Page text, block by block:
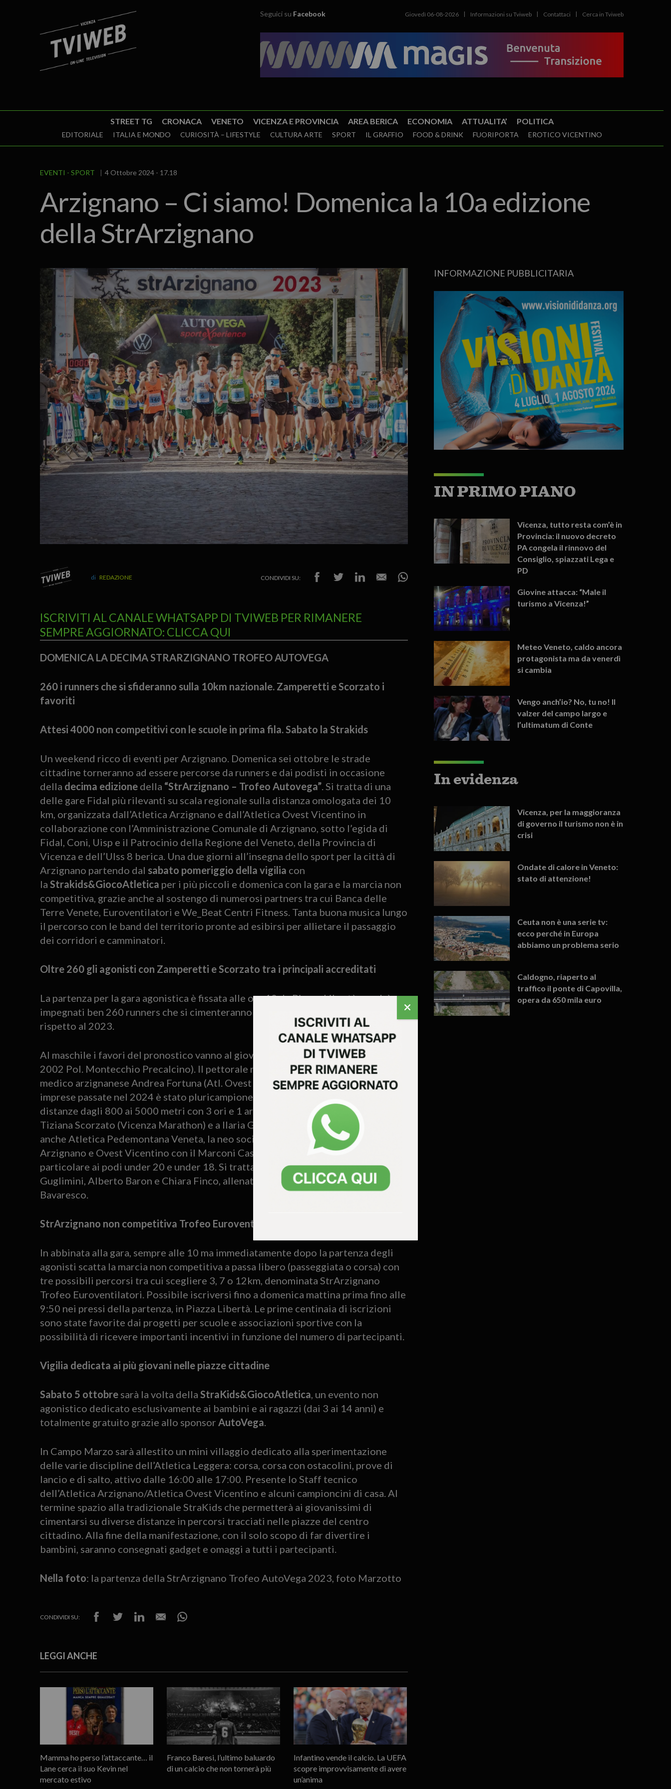
Seguici su Facebook Giovedì 06-08-2026 Informazioni su Tviweb Contattaci Cerca in Tviweb
STREET TG CRONACA VENETO VICENZA E PROVINCIA AREA BERICA ECONOMIA ATTUALITA’ POLITICA
EDITORIALE ITALIA E MONDO CURIOSITÀ – LIFESTYLE CULTURA ARTE SPORT IL GRAFFIO FOOD & DRINK FUORIPORTA EROTICO VICENTINO
EVENTI SPORT 4 Ottobre 2024 - 17.18
Arzignano – Ci siamo! Domenica la 10a edizione
della StrArzignano
REDAZIONE CONDIVIDI SU:
ISCRIVITI AL CANALE WHATSAPP DI TVIWEB PER RIMANERE
SEMPRE AGGIORNATO: CLICCA QUI
DOMENICA LA DECIMA STRARZIGNANO TROFEO AUTOVEGA
260 i runners che si sfideranno sulla 10km nazionale. Zamperetti e Scorzato i
favoriti
Attesi 4000 non competitivi con le scuole in prima fila. Sabato la Strakids
Un weekend ricco di eventi per Arzignano. Domenica sei ottobre le strade
cittadine torneranno ad essere percorse da runners e dai podisti in occasione
della decima edizionedella “StrArzignano – Trofeo Autovega”. Si tratta di una
delle gare Fidal più rilevanti su scala regionale sulla distanza omologata dei 10
km, organizzata dall’Atletica Arzignano e dall’Atletica Ovest Vicentino in
collaborazione con l’Amministrazione Comunale di Arzignano, sotto l’egida di
Fidal, Coni, Uisp e il Patrocinio della Regione del Veneto, della Provincia di
Vicenza e dell’Ulss 8 berica. Una due giorni all’insegna dello sport per la città di
Arzignano partendo dal sabato pomeriggio della vigilia con
la Strakids&GiocoAtletica per i più piccoli e domenica con la gara e la marcia non
competitiva, grazie anche al sostengo di numerosi partners tra cui Banca delle
Terre Venete, Euroventilatori e We_Beat Centri Fitness. Tanta buona musica lungo
il percorso con le band del territorio pronte ad esibirsi per allietare il passaggio
dei corridori e camminatori.
Oltre 260 gli agonisti con Zamperetti e Scorzato tra i principali accreditati
La partenza per la gara agonistica è fissata alle ore 10 da Piazza Libertà e vedrà
impegnati ben 260 runners che si cimenteranno sui 10km, un aumento del 15%
rispetto al 2023.
Al maschile i favori del pronostico vanno al giovane Andrea Zamperetti (classe
2002 Pol. Montecchio Precalcino). Il pettorale numero 1 è stato assegnato al
medico arzignanese Andrea Fortuna (Atl. Ovest Vicentino Run) che ricalcando le
imprese passate nel 2024 è stato pluricampione mondiale tra i medici nelle
distanze dagli 800 ai 5000 metri con 3 ori e 1 argento. Al femminile attenzione a
Tiziana Scorzato (Vicenza Marathon) e a Ilaria Garavello (Vis Abano). Al debutto
anche Atletica Pedemontana Veneta, la neo società co-fondata da Atletica
Arzignano e Ovest Vicentino con il Marconi Cassola, che punteranno in
particolare ai podi under 20 e under 18. Si tratta di Mosè Ferraro, Pietro
Guglimini, Alberto Baron e Chiara Finco, allenati dall’ex mezzofondista Fabiana
Bavaresco.
StrArzignano non competitiva Trofeo Euroventilatori: tre percorsi per tutti
In abbinata alla gara, sempre alle 10 ma immediatamente dopo la partenza degli
agonisti scatta la marcia non competitiva a passa libero (passeggiata o corsa) con
tre possibili percorsi tra cui scegliere 3, 7 o 12km, denominata StrArzignano
Trofeo Euroventilatori. Possibile iscriversi fino a domenica mattina prima fino alle
9:50 nei pressi della partenza, in Piazza Libertà. Le prime centinaia di iscrizioni
sono state favorite dai progetti per scuole e associazioni sportive con la
possibilità di ricevere importanti incentivi in funzione del numero di partecipanti.
Vigilia dedicata ai più giovani nelle piazze cittadine
Sabato 5 ottobre sarà la volta della StraKids&GiocoAtletica , un evento non
agonistico dedicato esclusivamente ai bambini e ai ragazzi (dai 3 ai 14 anni) e
totalmente gratuito grazie allo sponsor AutoVega
In Campo Marzo sarà allestito un mini villaggio dedicato alla sperimentazione
delle varie discipline dell’Atletica Leggera: corsa, corsa con ostacolini, prove di
lancio e di salto, attivo dalle 16:00 alle 17:00. Presente lo Staff tecnico
dell’Atletica Arzignano/Atletica Ovest Vicentino e alcuni campioncini di casa. Al
termine spazio alla tradizionale StraKids che permetterà ai giovanissimi di
cimentarsi su diverse distanze in percorsi tracciati nelle piazze del centro
cittadino. Alla fine della manifestazione, con il solo scopo di far divertire i
bambini, saranno consegnati gadget e omaggi a tutti i partecipanti.
Nella foto: la partenza della StrArzignano Trofeo AutoVega 2023, foto Marzotto
CONDIVIDI SU:
LEGGI ANCHE
Mamma ho perso l’attaccante… il
Lane cerca il suo Kevin nel
mercato estivo
Franco Baresi, l’ultimo baluardo
di un calcio che non tornerà più
Infantino vende il calcio. La UEFA
scopre improvvisamente di avere
un’anima
INFORMAZIONE PUBBLICITARIA
IN PRIMO PIANO
Vicenza, tutto resta com’è in
Provincia: il nuovo decreto
PA congela il rinnovo del
Consiglio, spiazzati Lega e
PD
Giovine attacca: “Male il
turismo a Vicenza!”
Meteo Veneto, caldo ancora
protagonista ma da venerdì
si cambia
Vengo anch’io? No, tu no! Il
valzer del campo largo e
l’ultimatum di Conte
In evidenza
Vicenza, per la maggioranza
di governo il turismo non è in
crisi
Ondate di calore in Veneto:
stato di attenzione!
Ceuta non è una serie tv:
ecco perché in Europa
abbiamo un problema serio
Caldogno, riaperto al
traffico il ponte di Capovilla,
opera da 650 mila euro